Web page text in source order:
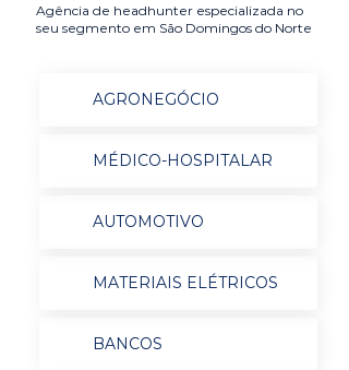
Agência de headhunter especializada no
seu segmento em São Domingos do Norte
AGRONEGÓCIO
MÉDICO-HOSPITALAR
AUTOMOTIVO
MATERIAIS ELÉTRICOS
BANCOS